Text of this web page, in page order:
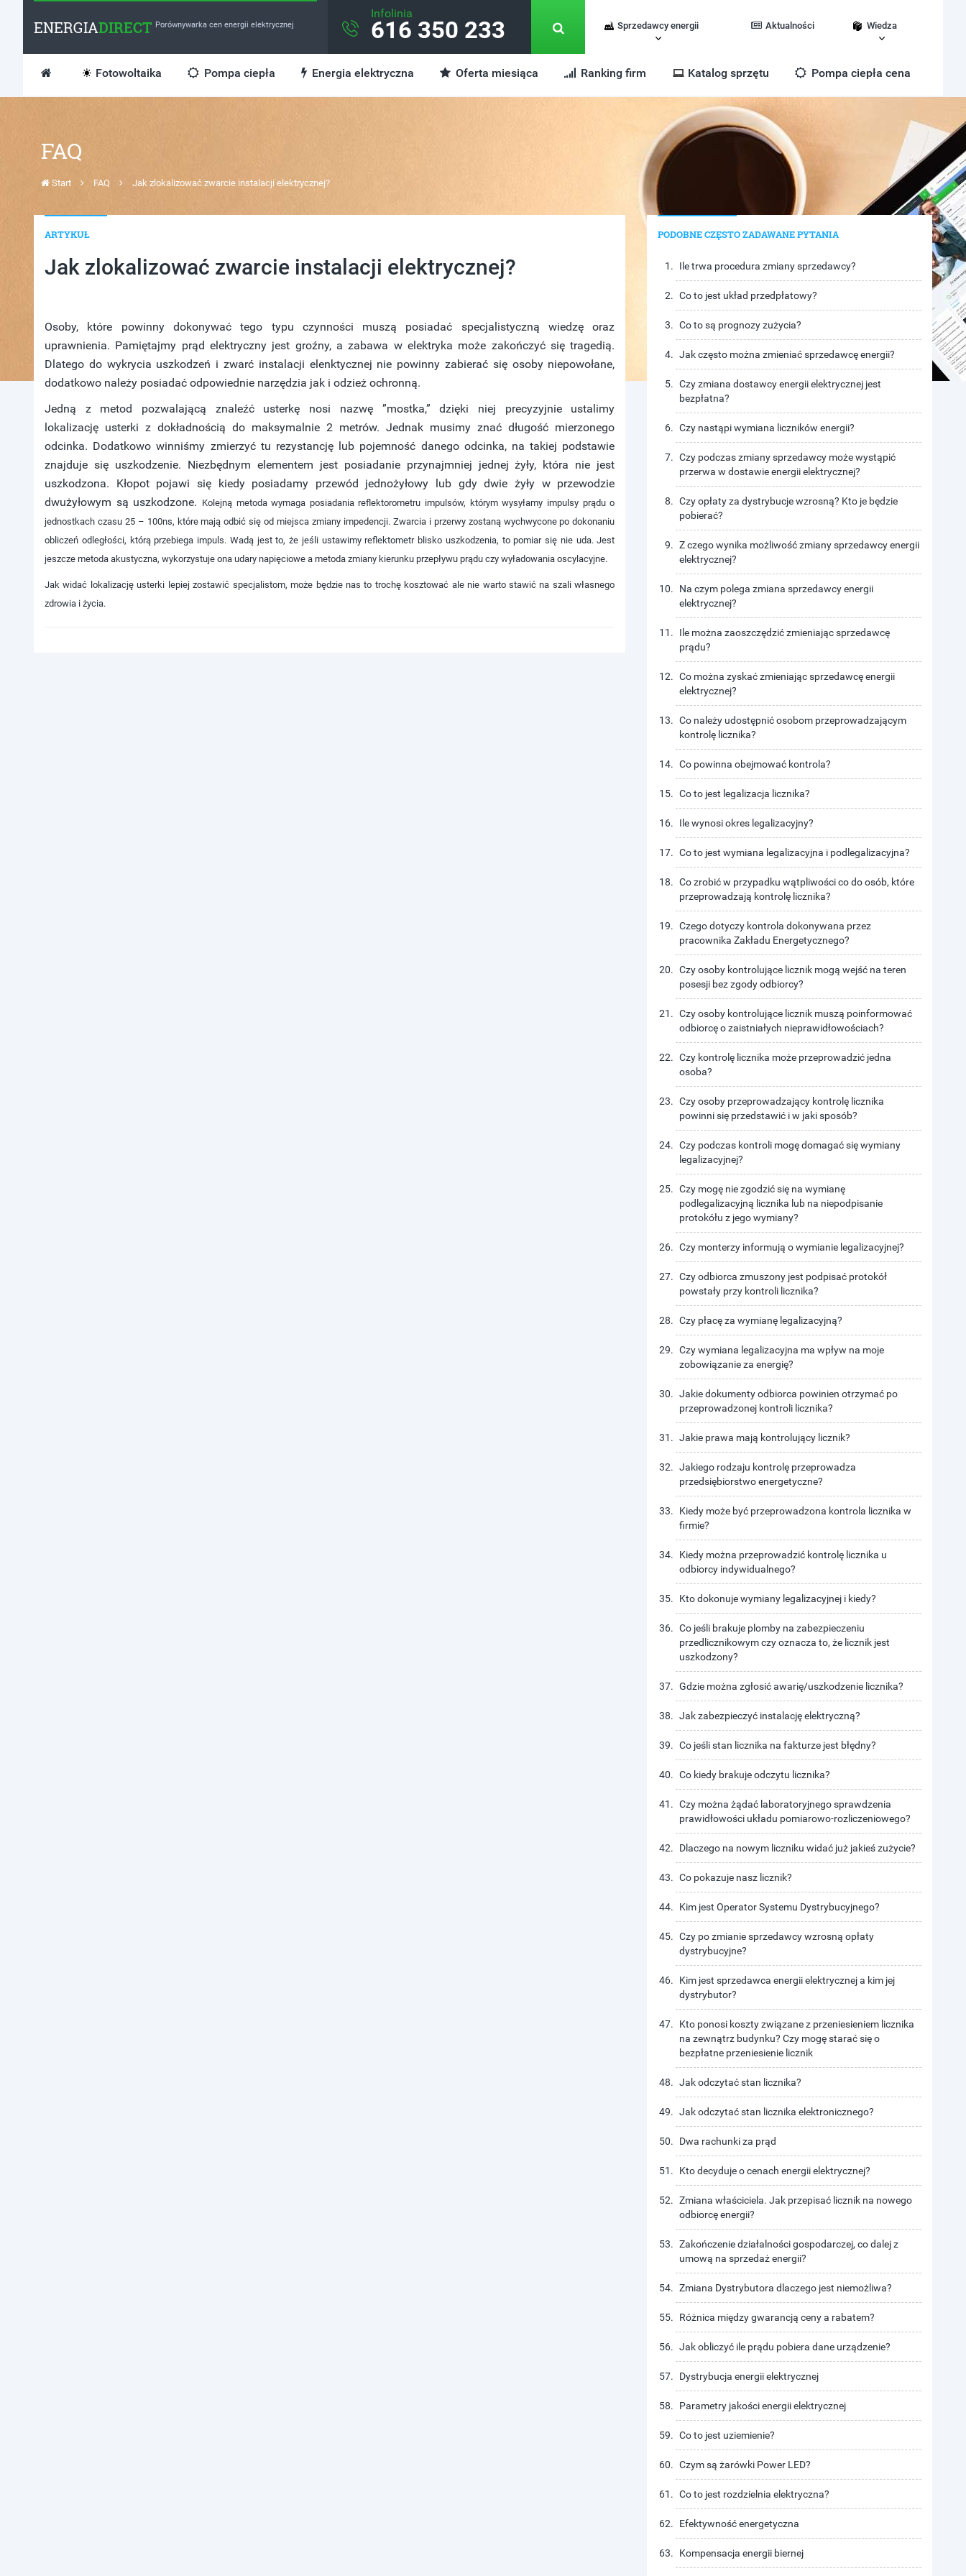
ENERGIADIRECT Porównywarka cen energii elektrycznej
Infolinia
616 350 233 Sprzedawcy energii Aktualności Wiedza
Fotowoltaika Pompa ciepła Energia elektryczna Oferta miesiąca Ranking firm Katalog sprzętu Pompa ciepła cena
FAQ
Start FAQ Jak zlokalizować zwarcie instalacji elektrycznej?
ARTYKUŁ
Jak zlokalizować zwarcie instalacji elektrycznej?
Osoby, które powinny dokonywać tego typu czynności muszą posiadać specjalistyczną wiedzę oraz
uprawnienia. Pamiętajmy prąd elektryczny jest groźny, a zabawa w elektryka może zakończyć się tragedią.
Dlatego do wykrycia uszkodzeń i zwarć instalacji elenktycznej nie powinny zabierać się osoby niepowołane,
dodatkowo należy posiadać odpowiednie narzędzia jak i odzież ochronną.
Jedną z metod pozwalającą znaleźć usterkę nosi nazwę ”mostka,” dzięki niej precyzyjnie ustalimy
lokalizację usterki z dokładnością do maksymalnie 2 metrów. Jednak musimy znać długość mierzonego
odcinka. Dodatkowo winniśmy zmierzyć tu rezystancję lub pojemność danego odcinka, na takiej podstawie
znajduje się uszkodzenie. Niezbędnym elementem jest posiadanie przynajmniej jednej żyły, która nie jest
uszkodzona. Kłopot pojawi się kiedy posiadamy przewód jednożyłowy lub gdy dwie żyły w przewodzie
dwużyłowym są uszkodzone. Kolejną metodawymaga posiadania reflektorometru impulsów, którym wysyłamy impulsy prądu o
jednostkach czasu 25 – 100ns, które mają odbić się od miejsca zmiany impedencji. Zwarcia i przerwy zostaną wychwycone po dokonaniu
obliczeń odległości, którą przebiega impuls. Wadą jest to, że jeśli ustawimy reflektometr blisko uszkodzenia, to pomiar się nie uda.Jest
jeszcze metoda akustyczna, wykorzystuje ona udary napięciowe a metoda zmiany kierunku przepływu prądu czy wyładowania oscylacyjne.
Jak widać lokalizację usterki lepiej zostawić specjalistom, może będzie nas to trochę kosztować ale nie warto stawić na szali własnego
zdrowia i życia.
PODOBNE CZĘSTO ZADAWANE PYTANIA
Ile trwa procedura zmiany sprzedawcy?
Co to jest układ przedpłatowy?
Co to są prognozy zużycia?
Jak często można zmieniać sprzedawcę energii?
Czy zmiana dostawcy energii elektrycznej jest
bezpłatna?
Czy nastąpi wymiana liczników energii?
Czy podczas zmiany sprzedawcy może wystąpić
przerwa w dostawie energii elektrycznej?
Czy opłaty za dystrybucje wzrosną? Kto je będzie
pobierać?
Z czego wynika możliwość zmiany sprzedawcy energii
elektrycznej?
Na czym polega zmiana sprzedawcy energii
elektrycznej?
Ile można zaoszczędzić zmieniając sprzedawcę
prądu?
Co można zyskać zmieniając sprzedawcę energii
elektrycznej?
Co należy udostępnić osobom przeprowadzającym
kontrolę licznika?
Co powinna obejmować kontrola?
Co to jest legalizacja licznika?
Ile wynosi okres legalizacyjny?
Co to jest wymiana legalizacyjna i podlegalizacyjna?
Co zrobić w przypadku wątpliwości co do osób, które
przeprowadzają kontrolę licznika?
Czego dotyczy kontrola dokonywana przez
pracownika Zakładu Energetycznego?
Czy osoby kontrolujące licznik mogą wejść na teren
posesji bez zgody odbiorcy?
Czy osoby kontrolujące licznik muszą poinformować
odbiorcę o zaistniałych nieprawidłowościach?
Czy kontrolę licznika może przeprowadzić jedna
osoba?
Czy osoby przeprowadzający kontrolę licznika
powinni się przedstawić i w jaki sposób?
Czy podczas kontroli mogę domagać się wymiany
legalizacyjnej?
Czy mogę nie zgodzić się na wymianę
podlegalizacyjną licznika lub na niepodpisanie
protokółu z jego wymiany?
Czy monterzy informują o wymianie legalizacyjnej?
Czy odbiorca zmuszony jest podpisać protokół
powstały przy kontroli licznika?
Czy płacę za wymianę legalizacyjną?
Czy wymiana legalizacyjna ma wpływ na moje
zobowiązanie za energię?
Jakie dokumenty odbiorca powinien otrzymać po
przeprowadzonej kontroli licznika?
Jakie prawa mają kontrolujący licznik?
Jakiego rodzaju kontrolę przeprowadza
przedsiębiorstwo energetyczne?
Kiedy może być przeprowadzona kontrola licznika w
firmie?
Kiedy można przeprowadzić kontrolę licznika u
odbiorcy indywidualnego?
Kto dokonuje wymiany legalizacyjnej i kiedy?
Co jeśli brakuje plomby na zabezpieczeniu
przedlicznikowym czy oznacza to, że licznik jest
uszkodzony?
Gdzie można zgłosić awarię/uszkodzenie licznika?
Jak zabezpieczyć instalację elektryczną?
Co jeśli stan licznika na fakturze jest błędny?
Co kiedy brakuje odczytu licznika?
Czy można żądać laboratoryjnego sprawdzenia
prawidłowości układu pomiarowo-rozliczeniowego?
Dlaczego na nowym liczniku widać już jakieś zużycie?
Co pokazuje nasz licznik?
Kim jest Operator Systemu Dystrybucyjnego?
Czy po zmianie sprzedawcy wzrosną opłaty
dystrybucyjne?
Kim jest sprzedawca energii elektrycznej a kim jej
dystrybutor?
Kto ponosi koszty związane z przeniesieniem licznika
na zewnątrz budynku? Czy mogę starać się o
bezpłatne przeniesienie licznik
Jak odczytać stan licznika?
Jak odczytać stan licznika elektronicznego?
Dwa rachunki za prąd
Kto decyduje o cenach energii elektrycznej?
Zmiana właściciela. Jak przepisać licznik na nowego
odbiorcę energii?
Zakończenie działalności gospodarczej, co dalej z
umową na sprzedaż energii?
Zmiana Dystrybutora dlaczego jest niemożliwa?
Różnica między gwarancją ceny a rabatem?
Jak obliczyć ile prądu pobiera dane urządzenie?
Dystrybucja energii elektrycznej
Parametry jakości energii elektrycznej
Co to jest uziemienie?
Czym są żarówki Power LED?
Co to jest rozdzielnia elektryczna?
Efektywność energetyczna
Kompensacja energii biernej